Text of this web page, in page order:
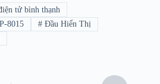
tử bình thạnh
8015 #Đầu Hiển Thị